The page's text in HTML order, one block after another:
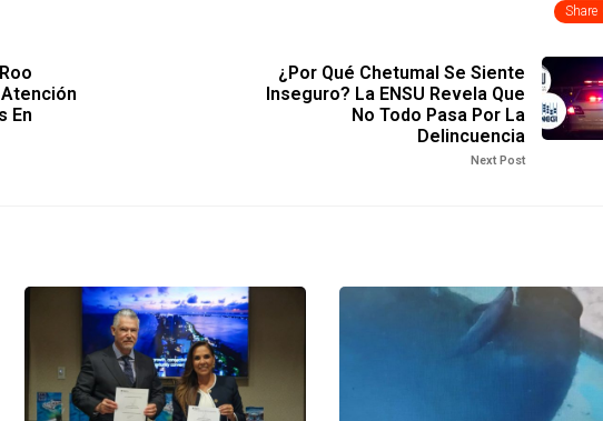
Share
En
¿Por Qué Chetumal Se Siente
Inseguro? La ENSU Revela Que
No Todo Pasa Por La
Delincuencia
Next Post